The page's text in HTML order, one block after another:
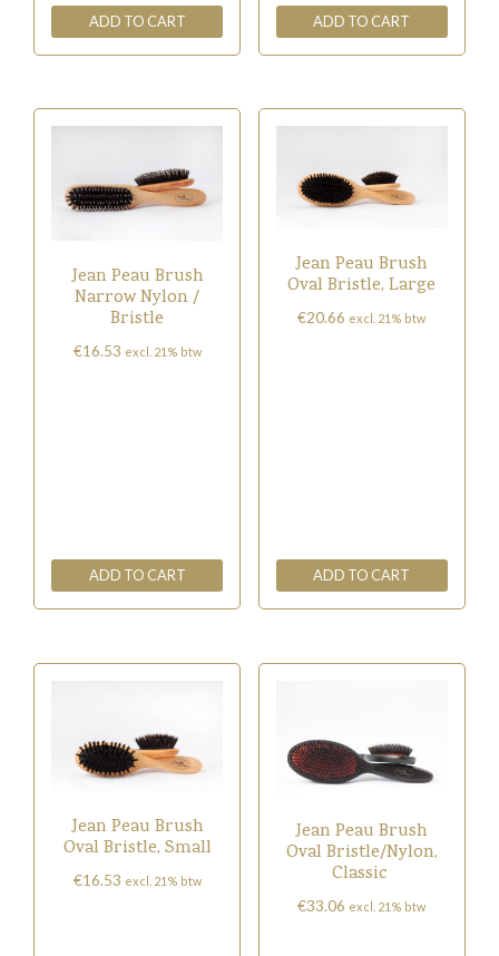
ADD TO CART ADD TO CART
Jean Peau Brush
Narrow Nylon /
Bristle
€16.53 excl. 21% btw
ADD TO CART
Jean Peau Brush
Oval Bristle, Large
€20.66 excl. 21% btw
ADD TO CART
Jean Peau Brush
Oval Bristle, Small
€16.53 excl. 21% btw
Jean Peau Brush
Oval Bristle/Nylon,
Classic
€33.06 excl. 21% btw